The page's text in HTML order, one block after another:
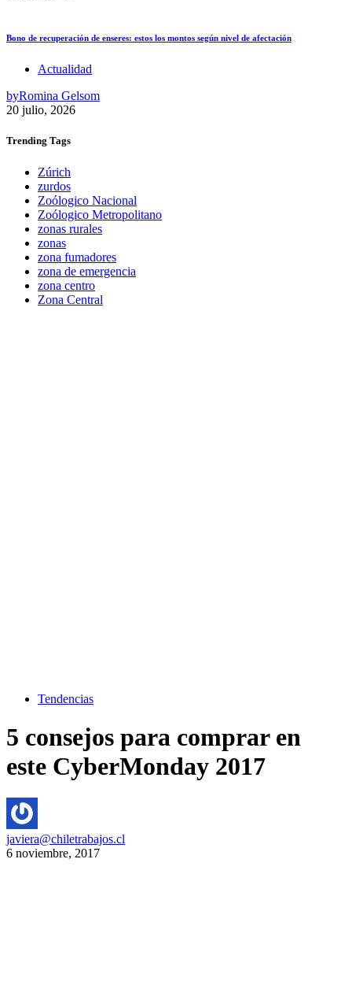
Bono de recuperación de enseres: estos los montos según nivel de afectación
Actualidad
byRomina Gelsom
20 julio, 2026
Trending Tags
Zúrich
zurdos
Zoólogico Nacional
Zoólogico Metropolitano
zonas rurales
zonas
zona fumadores
zona de emergencia
zona centro
Zona Central
Tendencias
5 consejos para comprar en
este CyberMonday 2017
javiera@chiletrabajos.cl
6 noviembre, 2017